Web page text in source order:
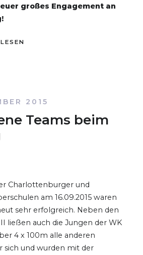
großes Engagement an
2015
Teams beim
Charlottenburger und
am 16.09.2015 waren
sehr erfolgreich. Neben den
ließen auch die Jungen der WK
4 x 100m alle anderen
sich und wurden mit der